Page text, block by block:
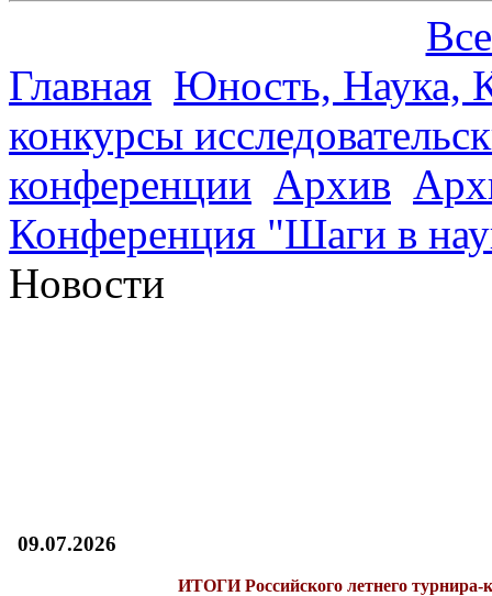
Главная Юность, Наука,
конкурсы
конференции Архив
Конференция "Шаги в
Новости
09.07.2026
ИТОГИРоссийского летнего